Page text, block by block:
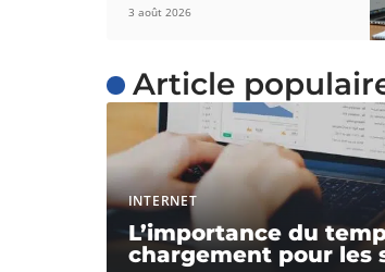
3 août 2026
Article
INTERNET
L’importance du
chargement pour les